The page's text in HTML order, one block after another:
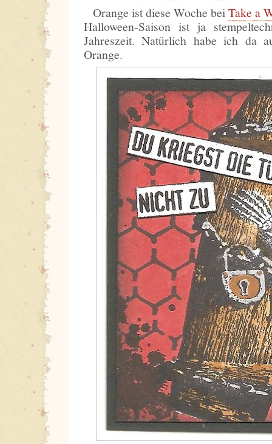
Orange ist diese Woche beiTake a
Halloween-Saison ist ja
Jahreszeit. Natürlich habe ich da
Orange.